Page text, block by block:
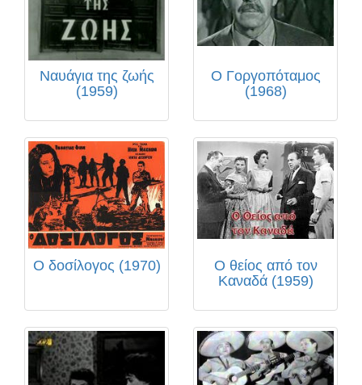
Ναυάγια της ζωής
(1959)
Ο Γοργοπόταμος
(1968)
Ο δοσίλογος (1970)
Ο θείος από τον
Καναδά (1959)